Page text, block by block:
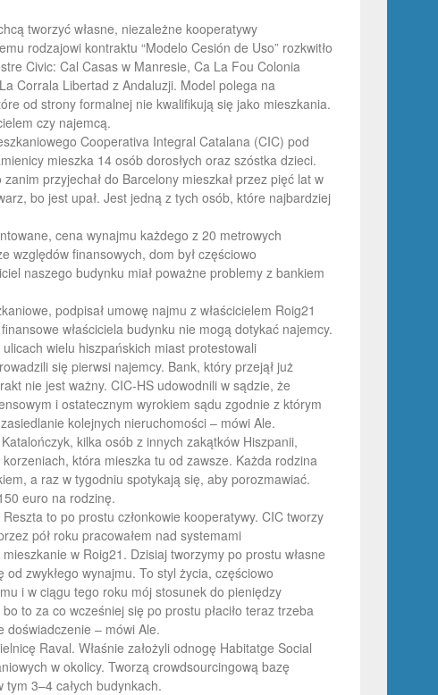
tworzyć własne, niezależne kooperatywy
rodzajowi kontraktu “Modelo Cesión de Uso” rozkwitło
Civic: Cal Casas w Manresie, Ca La Fou Colonia
Corrala Libertad z Andaluzji. Model polega na
od strony formalnej nie kwalifikują się jako mieszkania.
czy najemcą.
Cooperativa Integral Catalana (CIC) pod
mieszka 14 osób dorosłych oraz szóstka dzieci.
przyjechał do Barcelony mieszkał przez pięć lat w
bo jest upał. Jest jedną z tych osób, które najbardziej
cena wynajmu każdego z 20 metrowych
względów finansowych, dom był częściowo
naszego budynku miał poważne problemy z bankiem
podpisał umowę najmu z właścicielem Roig21
właściciela budynku nie mogą dotykać najemcy.
wielu hiszpańskich miast protestowali
się pierwsi najemcy. Bank, który przejął już
nie jest ważny. CIC-HS udowodnili w sądzie, że
i ostatecznym wyrokiem sądu zgodnie z którym
kolejnych nieruchomości – mówi Ale.
kilka osób z innych zakątków Hiszpanii,
która mieszka tu od zawsze. Każda rodzina
a raz w tygodniu spotykają się, aby porozmawiać.
euro na rodzinę.
to po prostu członkowie kooperatywy. CIC tworzy
pół roku pracowałem nad systemami
w Roig21. Dzisiaj tworzymy po prostu własne
zwykłego wynajmu. To styl życia, częściowo
i w ciągu tego roku mój stosunek do pieniędzy
to za co wcześniej się po prostu płaciło teraz trzeba
doświadczenie – mówi Ale.
Raval. Właśnie założyli odnogę Habitatge Social
w okolicy. Tworzą crowdsourcingową bazę
3–4 całych budynkach.